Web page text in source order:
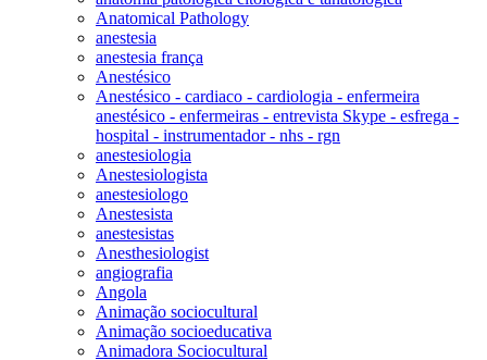
Anatomical Pathology
anestesia
anestesia frança
Anestésico
Anestésico - cardiaco - cardiologia - enfermeira
anestésico - enfermeiras - entrevista Skype - esfrega -
hospital - instrumentador - nhs - rgn
anestesiologia
Anestesiologista
anestesiologo
Anestesista
anestesistas
Anesthesiologist
angiografia
Angola
Animação sociocultural
Animação socioeducativa
Animadora Sociocultural